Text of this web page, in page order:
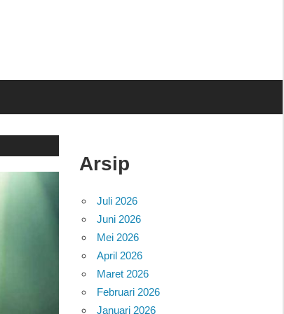
Arsip
Juli 2026
Juni 2026
Mei 2026
April 2026
Maret 2026
Februari 2026
Januari 2026